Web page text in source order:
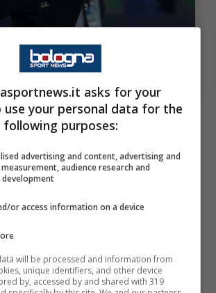
(Photo by Francesco
Images via OneFootball) Bologna Sport
una sua permanenza sulla
conto del rapporto che
instaurato con società e
priori deve però esserci la giusta
progetti. Ripartire da Vincenzo
garanzia, invece d’andare a
asks for your
use your personal data for the
following purposes:
advertising and content, advertising and
audience research and
development
or access information on a device
will be processed and information from
unique identifiers, and other device
by, accessed by and shared with 319